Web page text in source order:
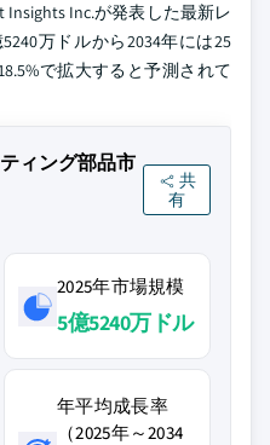
Inc.が発表した最新レ
万ドルから2034年には25
で拡大すると予測されて
ィング部品市
共
有
2025年市場規模
5億5240万ドル
年平均成長率
（2025年～2034